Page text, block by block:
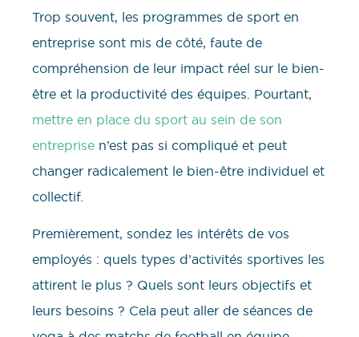
Trop souvent, les programmes de sport en
entreprise sont mis de côté, faute de
compréhension de leur impact réel sur le bien-
être et la productivité des équipes. Pourtant,
mettre en place du sport au sein de son
entreprise n’est pas si compliqué et peut
changer radicalement le bien-être individuel et
collectif.
Premièrement, sondez les intérêts de vos
employés : quels types d’activités sportives les
attirent le plus ? Quels sont leurs objectifs et
leurs besoins ? Cela peut aller de séances de